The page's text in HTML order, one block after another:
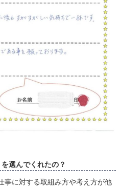
選んでくれたの？
事に対する取組み方や考え方が他